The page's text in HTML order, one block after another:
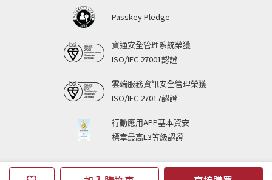
people all over the world. In Creative Schools he
sets out his practical vision for how education
can be transformed to enable all young people
to flourish and succeed in the 21st century.
In this inspiring, empowering book, Robinson
systems of mass schooling and proposes a highly
personalized, organic approach that draws on
professional resources to engage all students
Passkey Pledge
資通安全管理系統榮獲
ISO/IEC 27001認證
雲端服務資訊安全管理榮獲
ISO/IEC 27017認證
行動應用APP基本資安
標章最高L3等級認證